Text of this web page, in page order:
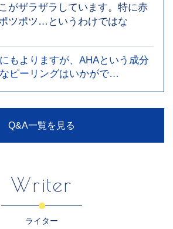
がザラザラしています。特に赤
ツポツ…というわけではな
もよりますが、AHAという成分
ピーリングはいかがで…
Q&A一覧を見る
Writer
ライター